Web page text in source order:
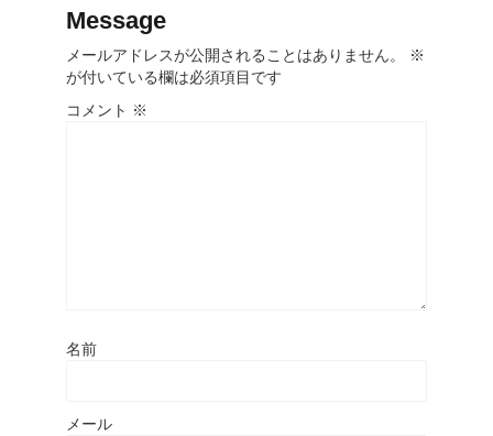
Message
メールアドレスが公開されることはありません。
※
が付いている欄は必須項目です
コメント ※
名前
メール